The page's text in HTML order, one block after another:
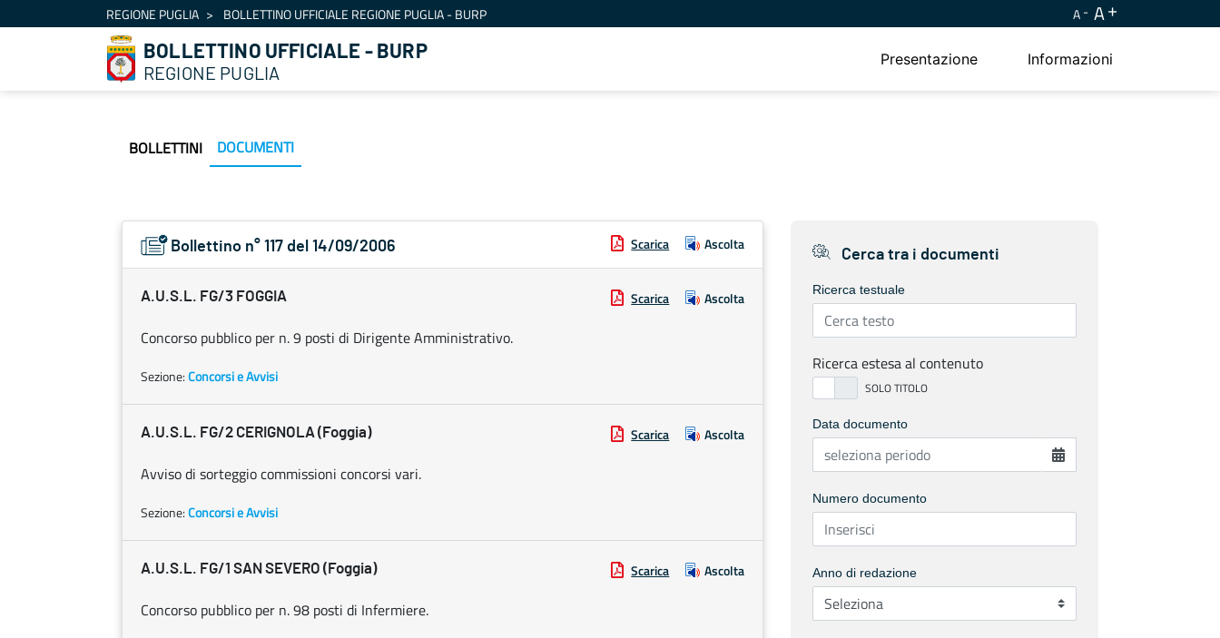
Salta al contenutoREGIONE PUGLIA BOLLETTINO UFFICIALE REGIONE PUGLIA - BURP A A
BOLLETTINO UFFICIALE - BURP
REGIONE PUGLIA
Presentazione Informazioni
BOLLETTINI DOCUMENTI
Bollettino n° 117 del 14/09/2006 Scarica Ascolta
A.U.S.L. FG/3 FOGGIA Scarica Ascolta
Concorso pubblico per n. 9 posti di Dirigente Amministrativo.
Sezione:Concorsi e Avvisi
A.U.S.L. FG/2 CERIGNOLA (Foggia) Scarica Ascolta
Avviso di sorteggio commissioni concorsi vari.
Sezione:Concorsi e Avvisi
A.U.S.L. FG/1 SAN SEVERO (Foggia) Scarica Ascolta
Concorso pubblico per n. 98 posti di Infermiere.
Cerca tra i documenti
Ricerca testuale
Ricerca estesa al contenuto
Data documento
Numero documento
Anno di redazione